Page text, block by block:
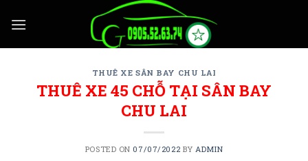
THUÊ XE SÂN BAY CHU LAI
THUÊ XE 45 CHỖ TẠI SÂN BAY
CHU LAI
POSTED ON07/07/2022 BY ADMIN